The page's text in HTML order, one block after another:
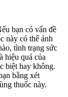
bạn có vấn đề
này có thể ảnh
tình trạng sức
hiệu quả của
biệt hay không.
bằng xét
thuốc này.